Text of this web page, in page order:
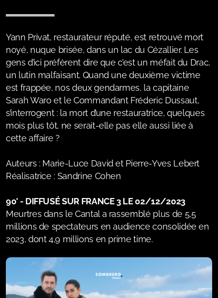
Yann Privat, restaurateur réputé, est retrouvé mort
noyé, nuque brisée, dans un lac du Cézallier. Les
gens d’ici préfèrent dire que c’est un méfait du Drac,
un lutin malfaisant. Quand une deuxième victime
est frappée, nos deux gendarmes, la capitaine
Sarah Waro et le Commandant Fréderic Dussaut,
s’interrogent : la mort d’une restauratrice, quelques
mois plus tôt, ne serait-elle pas elle aussi liée à
cette affaire ?
Auteurs : Marie-Luce David et Pierre-Yves Lebert
Réalisatrice : Sandrine Cohen
90' - DIFFUSÉ SUR FRANCE 3 LE 02/12/2023
Meurtres dans le Cantal a rassemblé plus de 5,5
millions de spectateurs en audience consolidée en
2023, dont 4,9 millions en prime time.